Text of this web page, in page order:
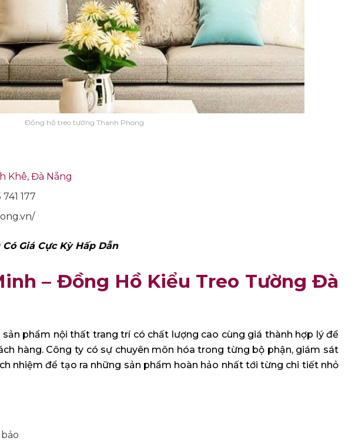
Đồng hồ treo tường Thanh Phong
Khê, Đà Nẵng
177
Có Giá Cực Kỳ Hấp Dẫn
– Đồng Hồ Kiểu Treo Tường Đà
phẩm nội thất trang trí có chất lượng cao cùng giá thành hợp lý để
hàng. Công ty có sự chuyên môn hóa trong từng bộ phận, giám sát
nhiệm để tạo ra những sản phẩm hoàn hảo nhất tới từng chi tiết nhỏ